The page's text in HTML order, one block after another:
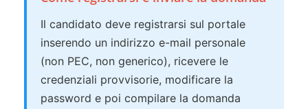
Il candidato deve registrarsi sul portale
inserendo un indirizzo e-mail personale
(non PEC, non generico), ricevere le
credenziali provvisorie, modificare la
password e poi compilare la domanda